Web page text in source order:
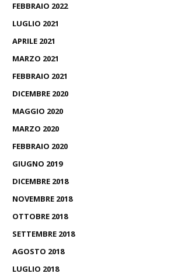
FEBBRAIO 2022
LUGLIO 2021
APRILE 2021
MARZO 2021
FEBBRAIO 2021
DICEMBRE 2020
MAGGIO 2020
MARZO 2020
FEBBRAIO 2020
GIUGNO 2019
DICEMBRE 2018
NOVEMBRE 2018
OTTOBRE 2018
SETTEMBRE 2018
AGOSTO 2018
LUGLIO 2018